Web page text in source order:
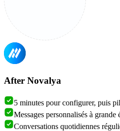
After Novalya
5 minutes pour configurer, puis
Messages personnalisés à grande
Conversations quotidiennes